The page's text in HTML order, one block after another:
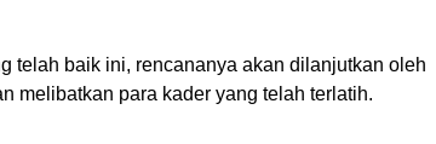
telah baik ini, rencananya akan dilanjutkan oleh
melibatkan para kader yang telah terlatih.